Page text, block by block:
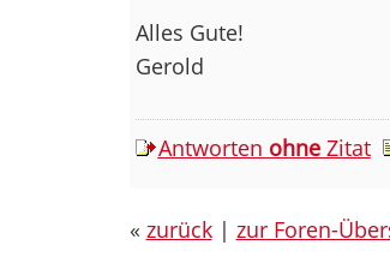
Alles Gute!
Gerold
Antworten ohneZitat
« zurück| zur Foren-